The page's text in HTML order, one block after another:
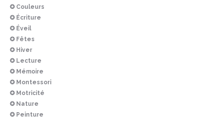
✪ Couleurs
✪ Écriture
✪ Éveil
✪ Fêtes
✪ Hiver
✪ Lecture
✪ Mémoire
✪ Montessori
✪ Motricité
✪ Nature
✪ Peinture